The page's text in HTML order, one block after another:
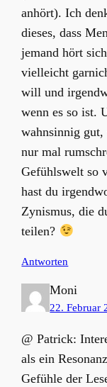
anhört). Ich
dieses, dass
jemand hört
vielleicht
will und
wenn es so ist.
wahnsinnig
nur mal
Gefühlswelt so
hast du
Zynismus, die
teilen?
Antworten
Moni
22. Februar
@ Patrick:
als ein
Gefühle der